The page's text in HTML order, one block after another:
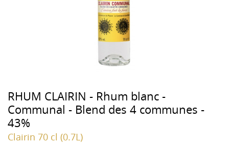
RHUM CLAIRIN - Rhum blanc -
Communal - Blend des 4 communes -
43%
Clairin 70 cl (0.7L)